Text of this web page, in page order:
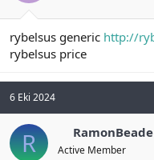
rybelsus generic http://
rybelsus price
6 Eki 2024
R RamonBeade
Active Member